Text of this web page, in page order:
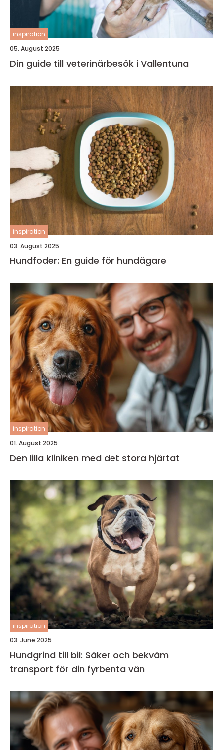
inspiration
05. August 2025
Din guide till veterinärbesök i Vallentuna
inspiration
03. August 2025
Hundfoder: En guide för hundägare
inspiration
01. August 2025
Den lilla kliniken med det stora hjärtat
inspiration
03. June 2025
Hundgrind till bil: Säker och bekväm
transport för din fyrbenta vän